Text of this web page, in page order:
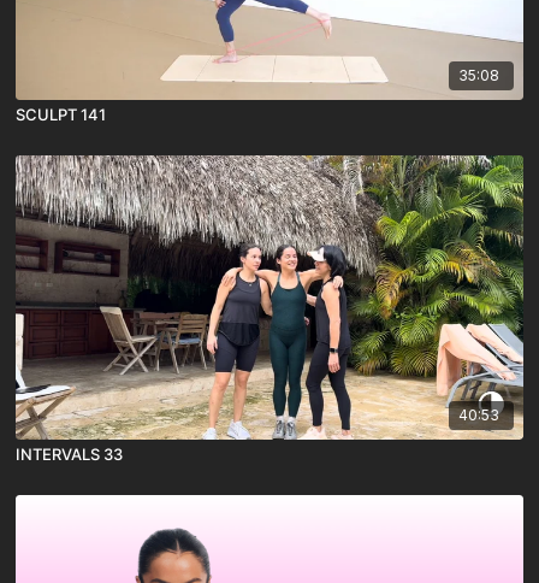
35:08
SCULPT 141
40:53
INTERVALS 33